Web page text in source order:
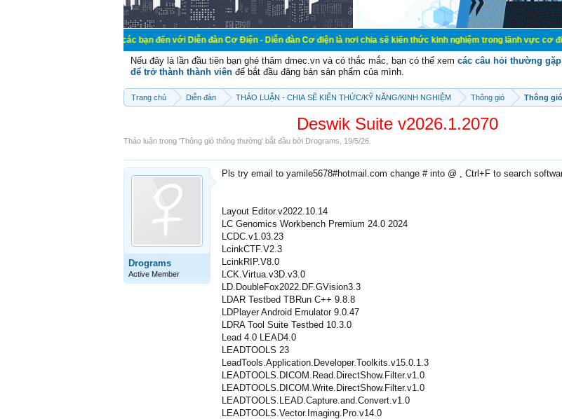
Chào mừng các bạn đến với Diễn đàn Cơ Điện - Diễn đàn Cơ điện là nơi chia sẽ kiến thức kinh nghiệm trong lãnh vực cơ điện,
Nếu đây là lần đầu tiên bạn ghé thăm dmec.vn và có thắc mắc, bạn có thể xem các câu hỏi thường gặp
để trở thành thành viên để bắt đầu đăng bán sản phẩm của mình.
Trang chủ Diễn đàn THẢO LUẬN - CHIA SẼ KIẾN THỨC/KỸ NĂNG/KINH NGHIỆM Thông gió Thông
Deswik Suite v2026.1.2070
Thảo luận trong 'Thông gió thông thường' bắt đầu bởi Drograms 19/5/26
Drograms
Active Member
Pls try email to yamile5678#hotmail.com change # into @ , Ctrl+F to search
Layout Editor.v2022.10.14
LC Genomics Workbench Premium 24.0 2024
LCDC.v1.03.23
LcinkCTF.V2.3
LcinkRIP.V8.0
LCK.Virtua.v3D.v3.0
LD.DoubleFox2022.DF.GVision3.3
LDAR Testbed TBRun C++ 9.8.8
LDPlayer Android Emulator 9.0.47
LDRA Tool Suite Testbed 10.3.0
Lead 4.0 LEAD4.0
LEADTOOLS 23
LeadTools.Application.Developer.Toolkits.v15.0.1.3
LEADTOOLS.DICOM.Read.DirectShow.Filter.v1.0
LEADTOOLS.DICOM.Write.DirectShow.Filter.v1.0
LEADTOOLS.LEAD.Capture.and.Convert.v1.0
LEADTOOLS.Vector.Imaging.Pro.v14.0